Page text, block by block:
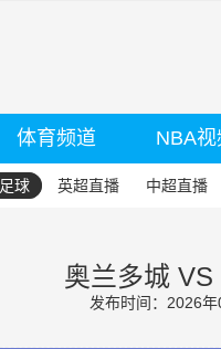
体育频道 NBA视
足球 英超直播 中超直播
奥兰多城
发布时间：2026